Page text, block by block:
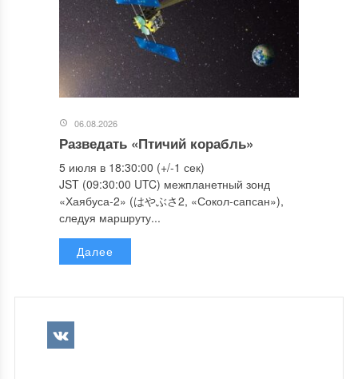
06.08.2026
Разведать «Птичий корабль»
5 июля в 18:30:00 (+/-1 сек)
JST (09:30:00 UTC) межпланетный зонд
«Хаябуса-2» (はやぶさ2, «Сокол-сапсан»),
следуя маршруту...
Далее